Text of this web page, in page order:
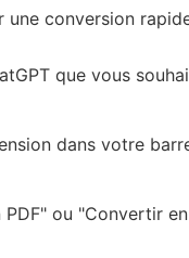
une conversion
que vous
dans votre
ou "Convertir en